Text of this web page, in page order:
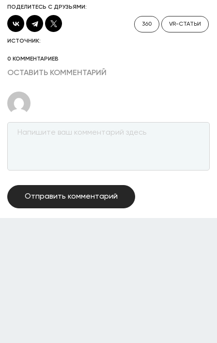
ПОДЕЛИТЕСЬ С ДРУЗЬЯМИ:
360 VR-СТАТЬИ
ИСТОЧНИК:
0 КОММЕНТАРИЕВ
ОСТАВИТЬ КОММЕНТАРИЙ